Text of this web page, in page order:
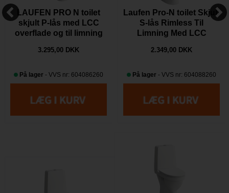
LAUFEN PRO N toilet
skjult P-lås med LCC
overflade og til limning
3.295,00 DKK
På lager - VVS nr: 604086260
Laufen Pro-N toilet Skjult
S-lås Rimless Til
Limning Med LCC
2.349,00 DKK
På lager - VVS nr: 604088260